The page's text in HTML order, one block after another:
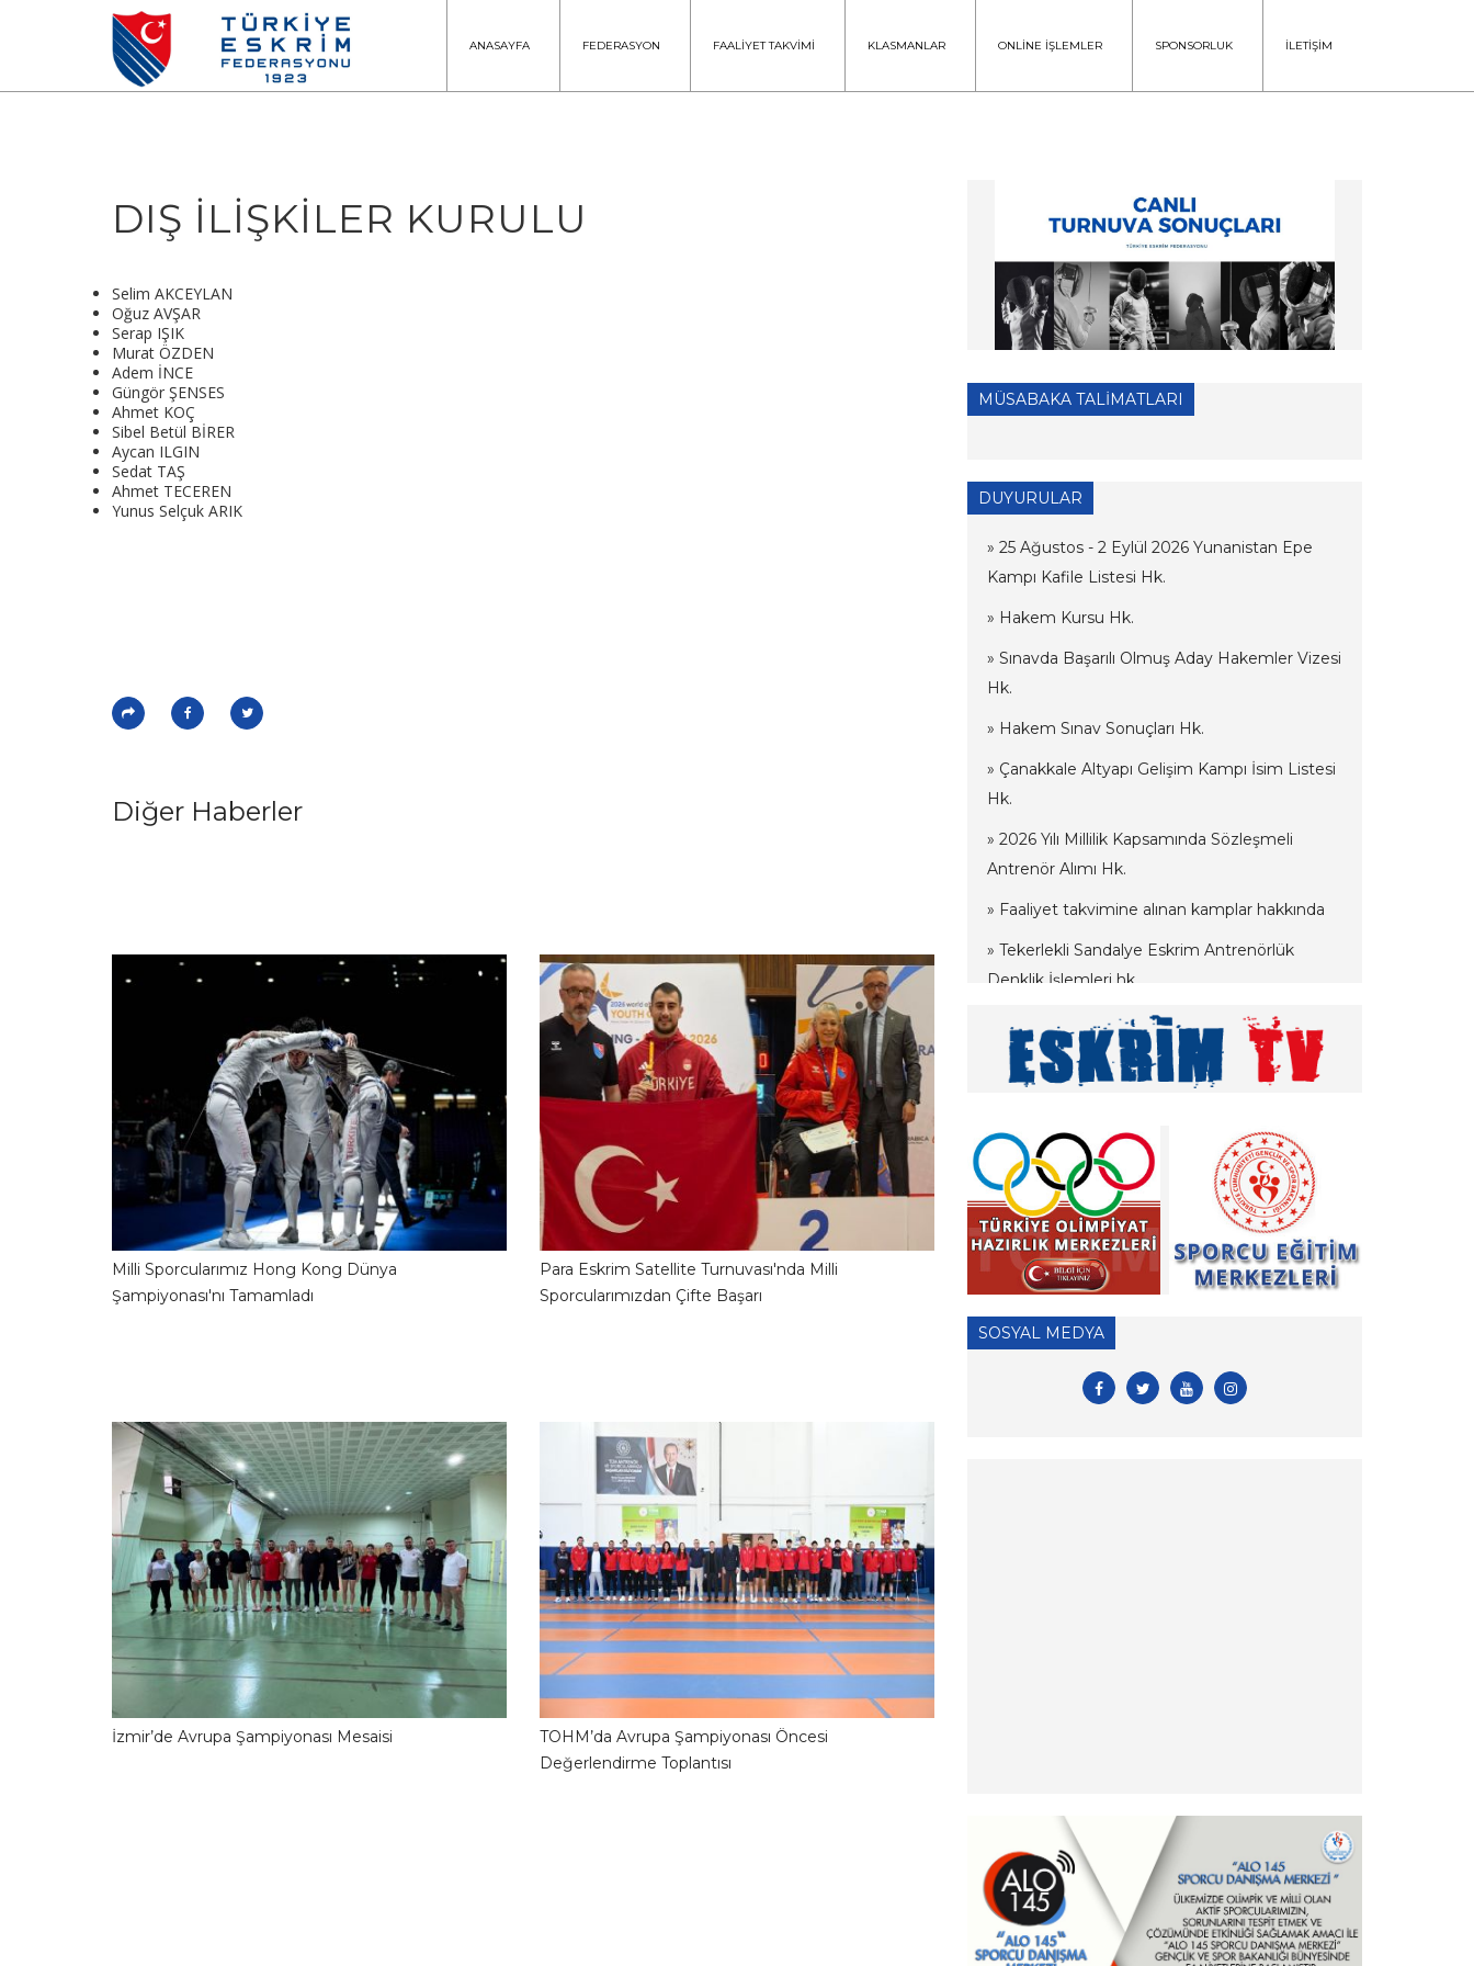
ANASAYFA FEDERASYON FAALİYET TAKVİMİ KLASMANLAR ONLİNE İŞLEMLER SPONSORLUK İLETİŞİM
DIŞ İLİŞKİLER KURULU
Selim AKCEYLAN
Oğuz AVŞAR
Serap IŞIK
Murat ÖZDEN
Adem İNCE
Güngör ŞENSES
Ahmet KOÇ
Sibel Betül BİRER
Aycan ILGIN
Sedat TAŞ
Ahmet TECEREN
Yunus Selçuk ARIK
Diğer Haberler
31.07.2026 09:04:12
Milli Sporcularımız Hong Kong Dünya
Şampiyonası'nı Tamamladı
23.06.2026 10:01:18
Para Eskrim Satellite Turnuvası'nda Milli
Sporcularımızdan Çifte Başarı
10.06.2026 13:42:12
İzmir’de Avrupa Şampiyonası Mesaisi 06.06.2026 16:01:09
TOHM’da Avrupa Şampiyonası Öncesi
Değerlendirme Toplantısı
MÜSABAKA TALİMATLARI
DUYURULAR
» 25 Ağustos - 2 Eylül 2026 Yunanistan Epe
Kampı Kafile Listesi Hk.
» Hakem Kursu Hk.
» Sınavda Başarılı Olmuş Aday Hakemler Vizesi
Hk.
» Hakem Sınav Sonuçları Hk.
» Çanakkale Altyapı Gelişim Kampı İsim Listesi
Hk.
» 2026 Yılı Millilik Kapsamında Sözleşmeli
Antrenör Alımı Hk.
» Faaliyet takvimine alınan kamplar hakkında
» Tekerlekli Sandalye Eskrim Antrenörlük
Denklik İşlemleri hk.
» Vakıf Üniversiteleri Milli Sporcu Eğitim Bursu
2026 Yılı Başvuruları hk.
» 2026 Yılı Hakem Geç Vize İşlemleri hk.
» ÖDEME İŞLEMLERİ HAKKINDA ÖNEMLİ
DUYURU!
» 2026 Yılı Vizeli Antrenör Listesi
» 2026 Yılı Vize İşlemleri İçin Tesis Yeterlilik
Belgesi Duyurusu
» 2026 yılı Kulüp Spor Dalı Tescili ve Vize
Başvuruları
» 2026 Yılı Sporcu Lisans, Vize ve Transfer
» Hizmet Pasaportu hk - Önemli Duyuru
» Sponsorluk Alacak Sporcular hk - Önemli
Duyuru
SOSYAL MEDYA